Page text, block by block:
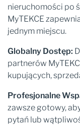
nieruchomości po
MyTEKCE
jednym miejscu.
Globalny Dostęp:
partnerów
kupujących,
Profesjonalne
zawsze gotowy,
pytań lub